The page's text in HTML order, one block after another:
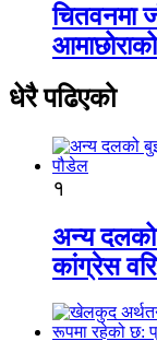
चितवनमा
धेरै पढिएको
१
अन्य दलको
कांग्रेस